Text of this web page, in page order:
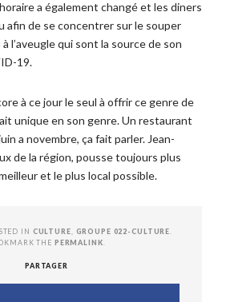
a également changé et les diners
afin de se concentrer sur le souper
l’aveugle qui sont la source de son
19.
à ce jour le seul à offrir ce genre de
unique en son genre. Un restaurant
a novembre, ça fait parler. Jean-
de la région, pousse toujours plus
et le plus local possible.
IN CULTURE GROUPE 022-CULTURE
THE PERMALINK
PARTAGER